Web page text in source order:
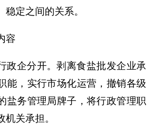
稳定之间的关系。
容
政企分开。剥离食盐批发企业承
能，实行市场化运营，撤销各级
盐务管理局牌子，将行政管理职
关承担。